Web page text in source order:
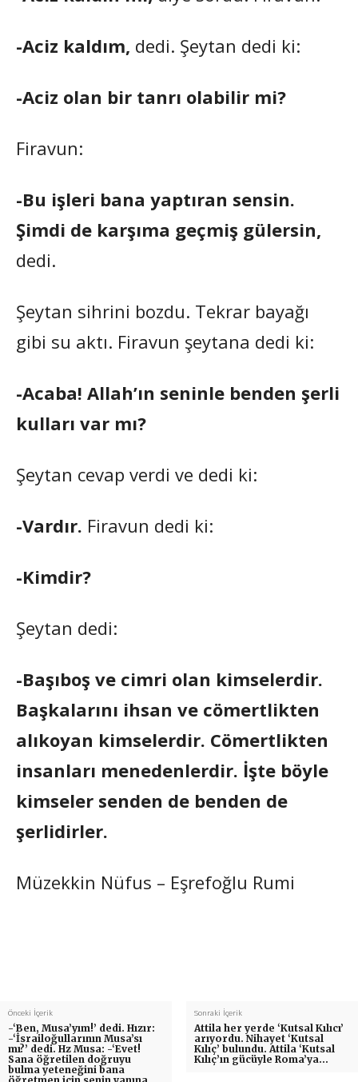
-Aciz kaldım, dedi. Şeytan dedi ki:
-Aciz olan bir tanrı olabilir mi?
Firavun:
-Bu işleri bana yaptıran sensin.
Şimdi de karşıma geçmiş gülersin,
dedi.
Şeytan sihrini bozdu. Tekrar bayağı
gibi su aktı. Firavun şeytana dedi ki:
-Acaba! Allah’ın seninle benden şerli
kulları var mı?
Şeytan cevap verdi ve dedi ki:
-Vardır. Firavun dedi ki:
-Kimdir?
Şeytan dedi:
-Başıboş ve cimri olan kimselerdir.
Başkalarını ihsan ve cömertlikten
alıkoyan kimselerdir. Cömertlikten
insanları menedenlerdir. İşte böyle
kimseler senden de benden de
şerlidirler.
Müzekkin Nüfus – Eşrefoğlu Rumi
Önceki İçerik
-‘Ben, Musa’yım!’ dedi. Hızır:
-‘İsrailoğullarının Musa’sı
mı?’ dedi. Hz Musa: -‘Evet!
Sana öğretilen doğruyu
bulma yeteneğini bana
Sonraki İçerik
Attila her yerde ‘Kutsal Kılıcı’
arıyordu. Nihayet ‘Kutsal
Kılıç’ bulundu. Attila ‘Kutsal
Kılıç’ın gücüyle Roma’ya…